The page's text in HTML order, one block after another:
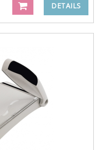
DETAILS